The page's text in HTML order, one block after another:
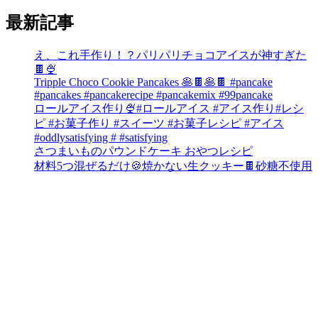
最新記事
え、これ手作り！？パリパリチョコアイスが神すぎた
🍫🍨
Tripple Choco Cookie Pancakes 🥞🍫🥞🍫 #pancake
#pancakes #pancakerecipe #pancakemix #99pancake
ロールアイス作り🍨#ロールアイス #アイス作り#レシ
ピ #お菓子作り #スイーツ #お菓子レシピ #アイス
#oddlysatisfying # #satisfying⁠
さつまいものパウンドケーキ おやつレシピ
材料5つ混ぜるだけ🍪焼かない生クッキー🍫砂糖不使用